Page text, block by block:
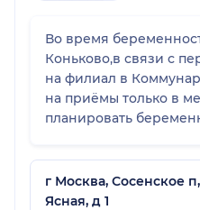
Во время
Коньково,в связи с
на филиал в
на приёмы только в
планировать
г Москва, Сосенское
Ясная, д 1